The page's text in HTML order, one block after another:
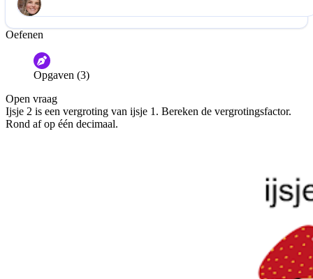
Help ons de video te verbeteren
De audio is slecht
Informatie is onjuist
De docent is te langdradig
De uitleg gaat te langzaam
Oefenen
Opgaven (3)
Open vraag
Ijsje 2 is een vergroting van ijsje 1. Bereken de vergrotingsfactor.
Rond af op één decimaal.